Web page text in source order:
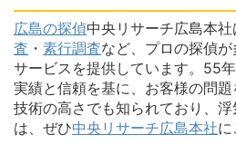
広島の探偵中央リサーチ広島本社
査 ・ 素行調査など、プロの探偵
サービスを提供しています。55
実績と信頼を基に、お客様の問
技術の高さでも知られており、
は、ぜひ中央リサーチ広島本社に